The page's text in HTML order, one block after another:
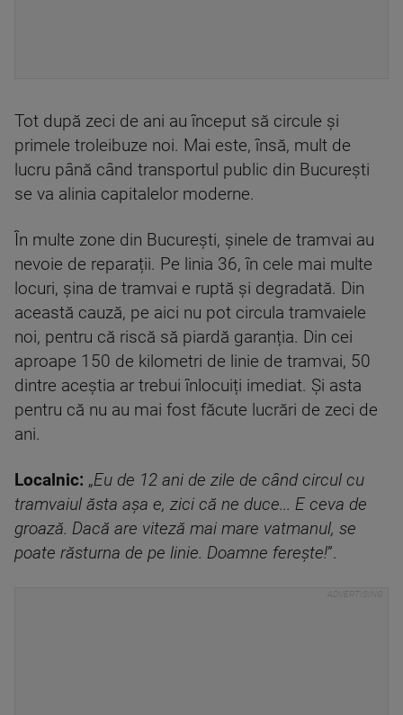
Tot după zeci de ani au început să circule și
primele troleibuze noi. Mai este, însă, mult de
lucru până când transportul public din București
se va alinia capitalelor moderne.
În multe zone din București, șinele de tramvai au
nevoie de reparații. Pe linia 36, în cele mai multe
locuri, șina de tramvai e ruptă și degradată. Din
această cauză, pe aici nu pot circula tramvaiele
noi, pentru că riscă să piardă garanția. Din cei
aproape 150 de kilometri de linie de tramvai, 50
dintre aceștia ar trebui înlocuiți imediat. Și asta
pentru că nu au mai fost făcute lucrări de zeci de
ani.
Localnic: „Eu de 12 ani de zile de când circul cu
tramvaiul ăsta așa e, zici că ne duce... E ceva de
groază. Dacă are viteză mai mare vatmanul, se
poate răsturna de pe linie. Doamne ferește!”.